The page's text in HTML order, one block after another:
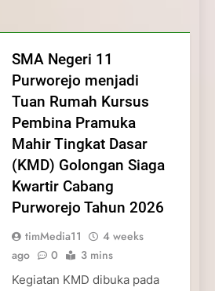
Generasi
SMA Negeri 11
Purworejo menjadi
Tuan Rumah Kursus
Pembina Pramuka
Mahir Tingkat Dasar
(KMD) Golongan Siaga
Kwartir Cabang
Purworejo Tahun 2026
timMedia11
4 weeks
ago
0 3 mins
Kegiatan KMD dibuka pada